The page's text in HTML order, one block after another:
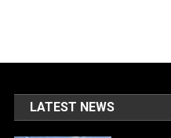
LATEST NEWS